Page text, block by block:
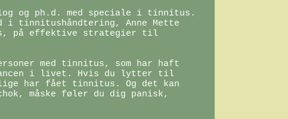
og ph.d. med speciale i tinnitus.
i tinnitushåndtering, Anne Mette
på effektive strategier til
med tinnitus, som har haft
i livet. Hvis du lytter til
har fået tinnitus. Og det kan
måske føler du dig panisk,